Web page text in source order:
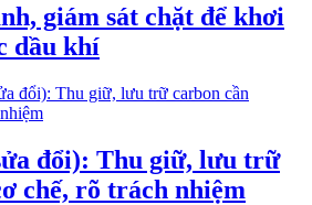
giám sát chặt để khơi
dầu khí
đổi): Thu giữ, lưu trữ
chế, rõ trách nhiệm